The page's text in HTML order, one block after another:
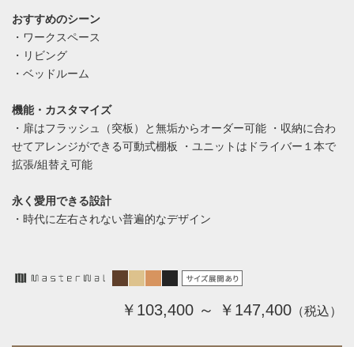
おすすめのシーン
・ワークスペース
・リビング
・ベッドルーム
機能・カスタマイズ
・扉はフラッシュ（突板）と無垢からオーダー可能 ・収納に合わ
せてアレンジができる可動式棚板 ・ユニットはドライバー１本で
拡張/組替え可能
永く愛用できる設計
・時代に左右されない普遍的なデザイン
￥103,400 ～ ￥147,400 （税込）